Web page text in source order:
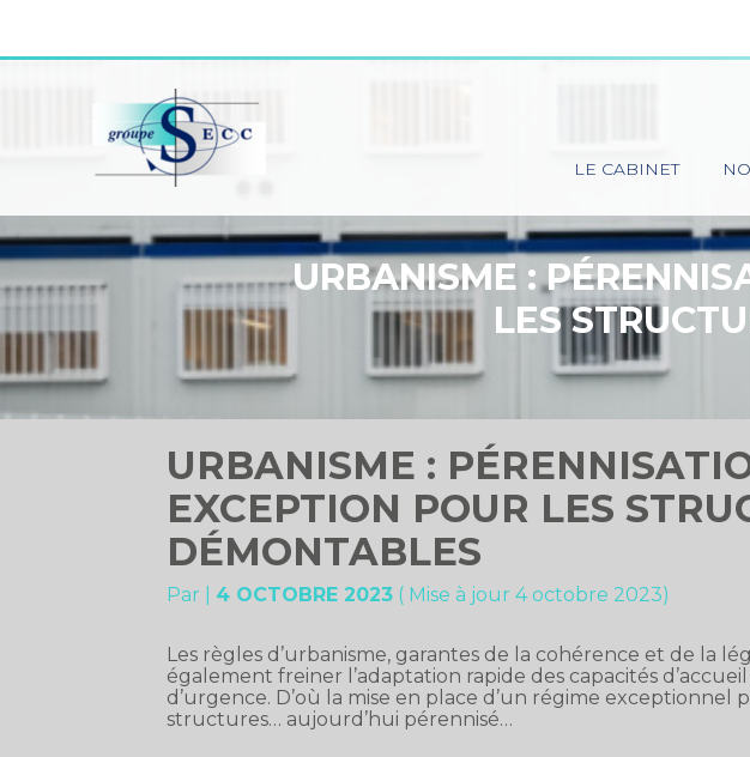
au
contenu
Principal
LE CABINET
URBANISME :
LES
URBANISME :
EXCEPTION POUR LES
DÉMONTABLES
Par 4 OCTOBRE 2023 ( Mise à jour 4 octobre 2023)
Les règles d’urbanisme, garantes de la cohérence et de la
également freiner l’adaptation rapide des capacités
d’urgence. D’où la mise en place d’un régime exceptionnel
structures… aujourd’hui pérennisé…